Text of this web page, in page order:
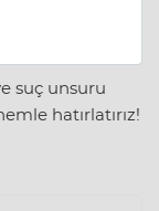
suç unsuru
hatırlatırız!